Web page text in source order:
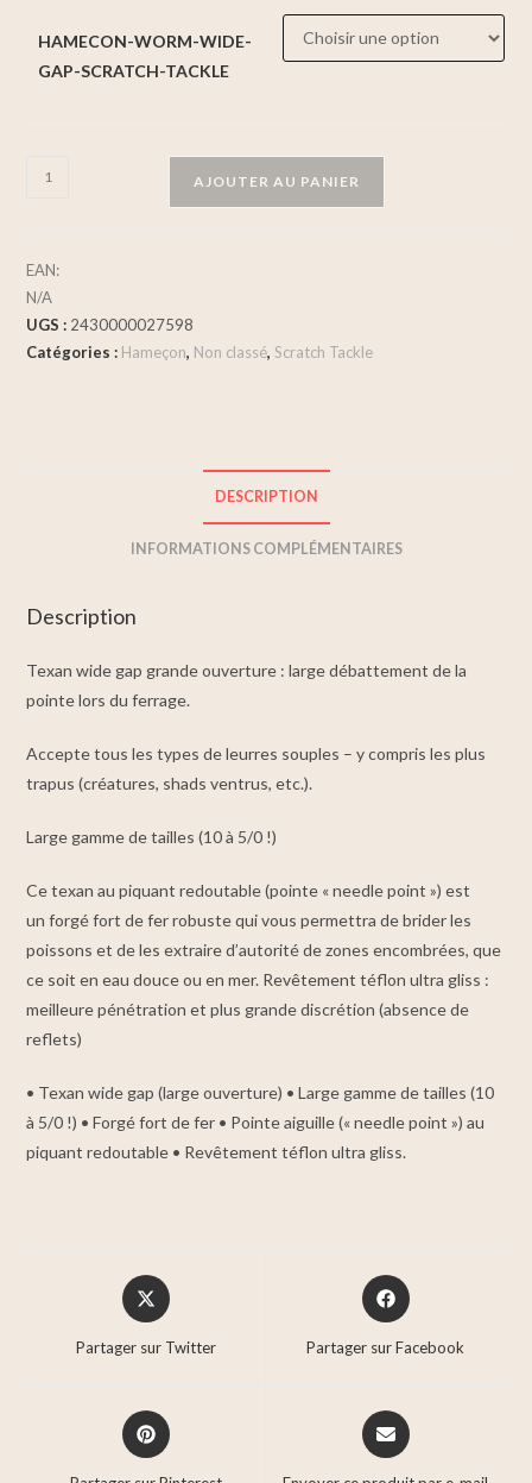
HAMECON-WORM-WIDE-
GAP-SCRATCH-TACKLE
AJOUTER AU PANIER
EAN:
N/A
UGS : 2430000027598
Catégories : Hameçon, Non classé,Scratch Tackle
DESCRIPTION
INFORMATIONS COMPLÉMENTAIRES
Description
Texan wide gap grande ouverture : large débattement de la
pointe lors du ferrage.
Accepte tous les types de leurres souples – y compris les plus
trapus (créatures, shads ventrus, etc.).
Large gamme de tailles (10 à 5/0 !)
Ce texan au piquant redoutable (pointe « needle point ») est
un forgé fort de fer robuste qui vous permettra de brider les
poissons et de les extraire d’autorité de zones encombrées, que
ce soit en eau douce ou en mer. Revêtement téflon ultra gliss :
meilleure pénétration et plus grande discrétion (absence de
reflets)
• Texan wide gap (large ouverture) • Large gamme de tailles (10
à 5/0 !) • Forgé fort de fer • Pointe aiguille (« needle point ») au
piquant redoutable • Revêtement téflon ultra gliss.
Partager sur Twitter Partager sur Facebook